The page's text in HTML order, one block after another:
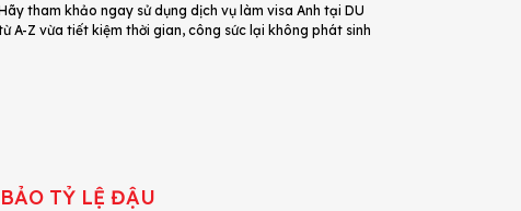
tham khảo ngay sử dụng dịch vụ làm visa Anh tại DU
A-Z vừa tiết kiệm thời gian, công sức lại không phát sinh
TỶ LỆ ĐẬU